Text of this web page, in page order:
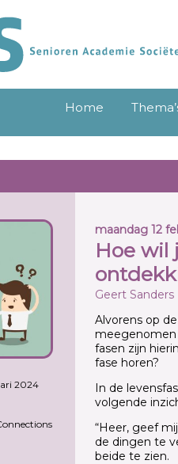
Home
2024
maandag 12
Hoe wil
Geert Sanders
Alvorens op
meegenomen
fasen zijn
fase horen?
In de
volgende
“Heer, geef
de dingen te
beide te zien.